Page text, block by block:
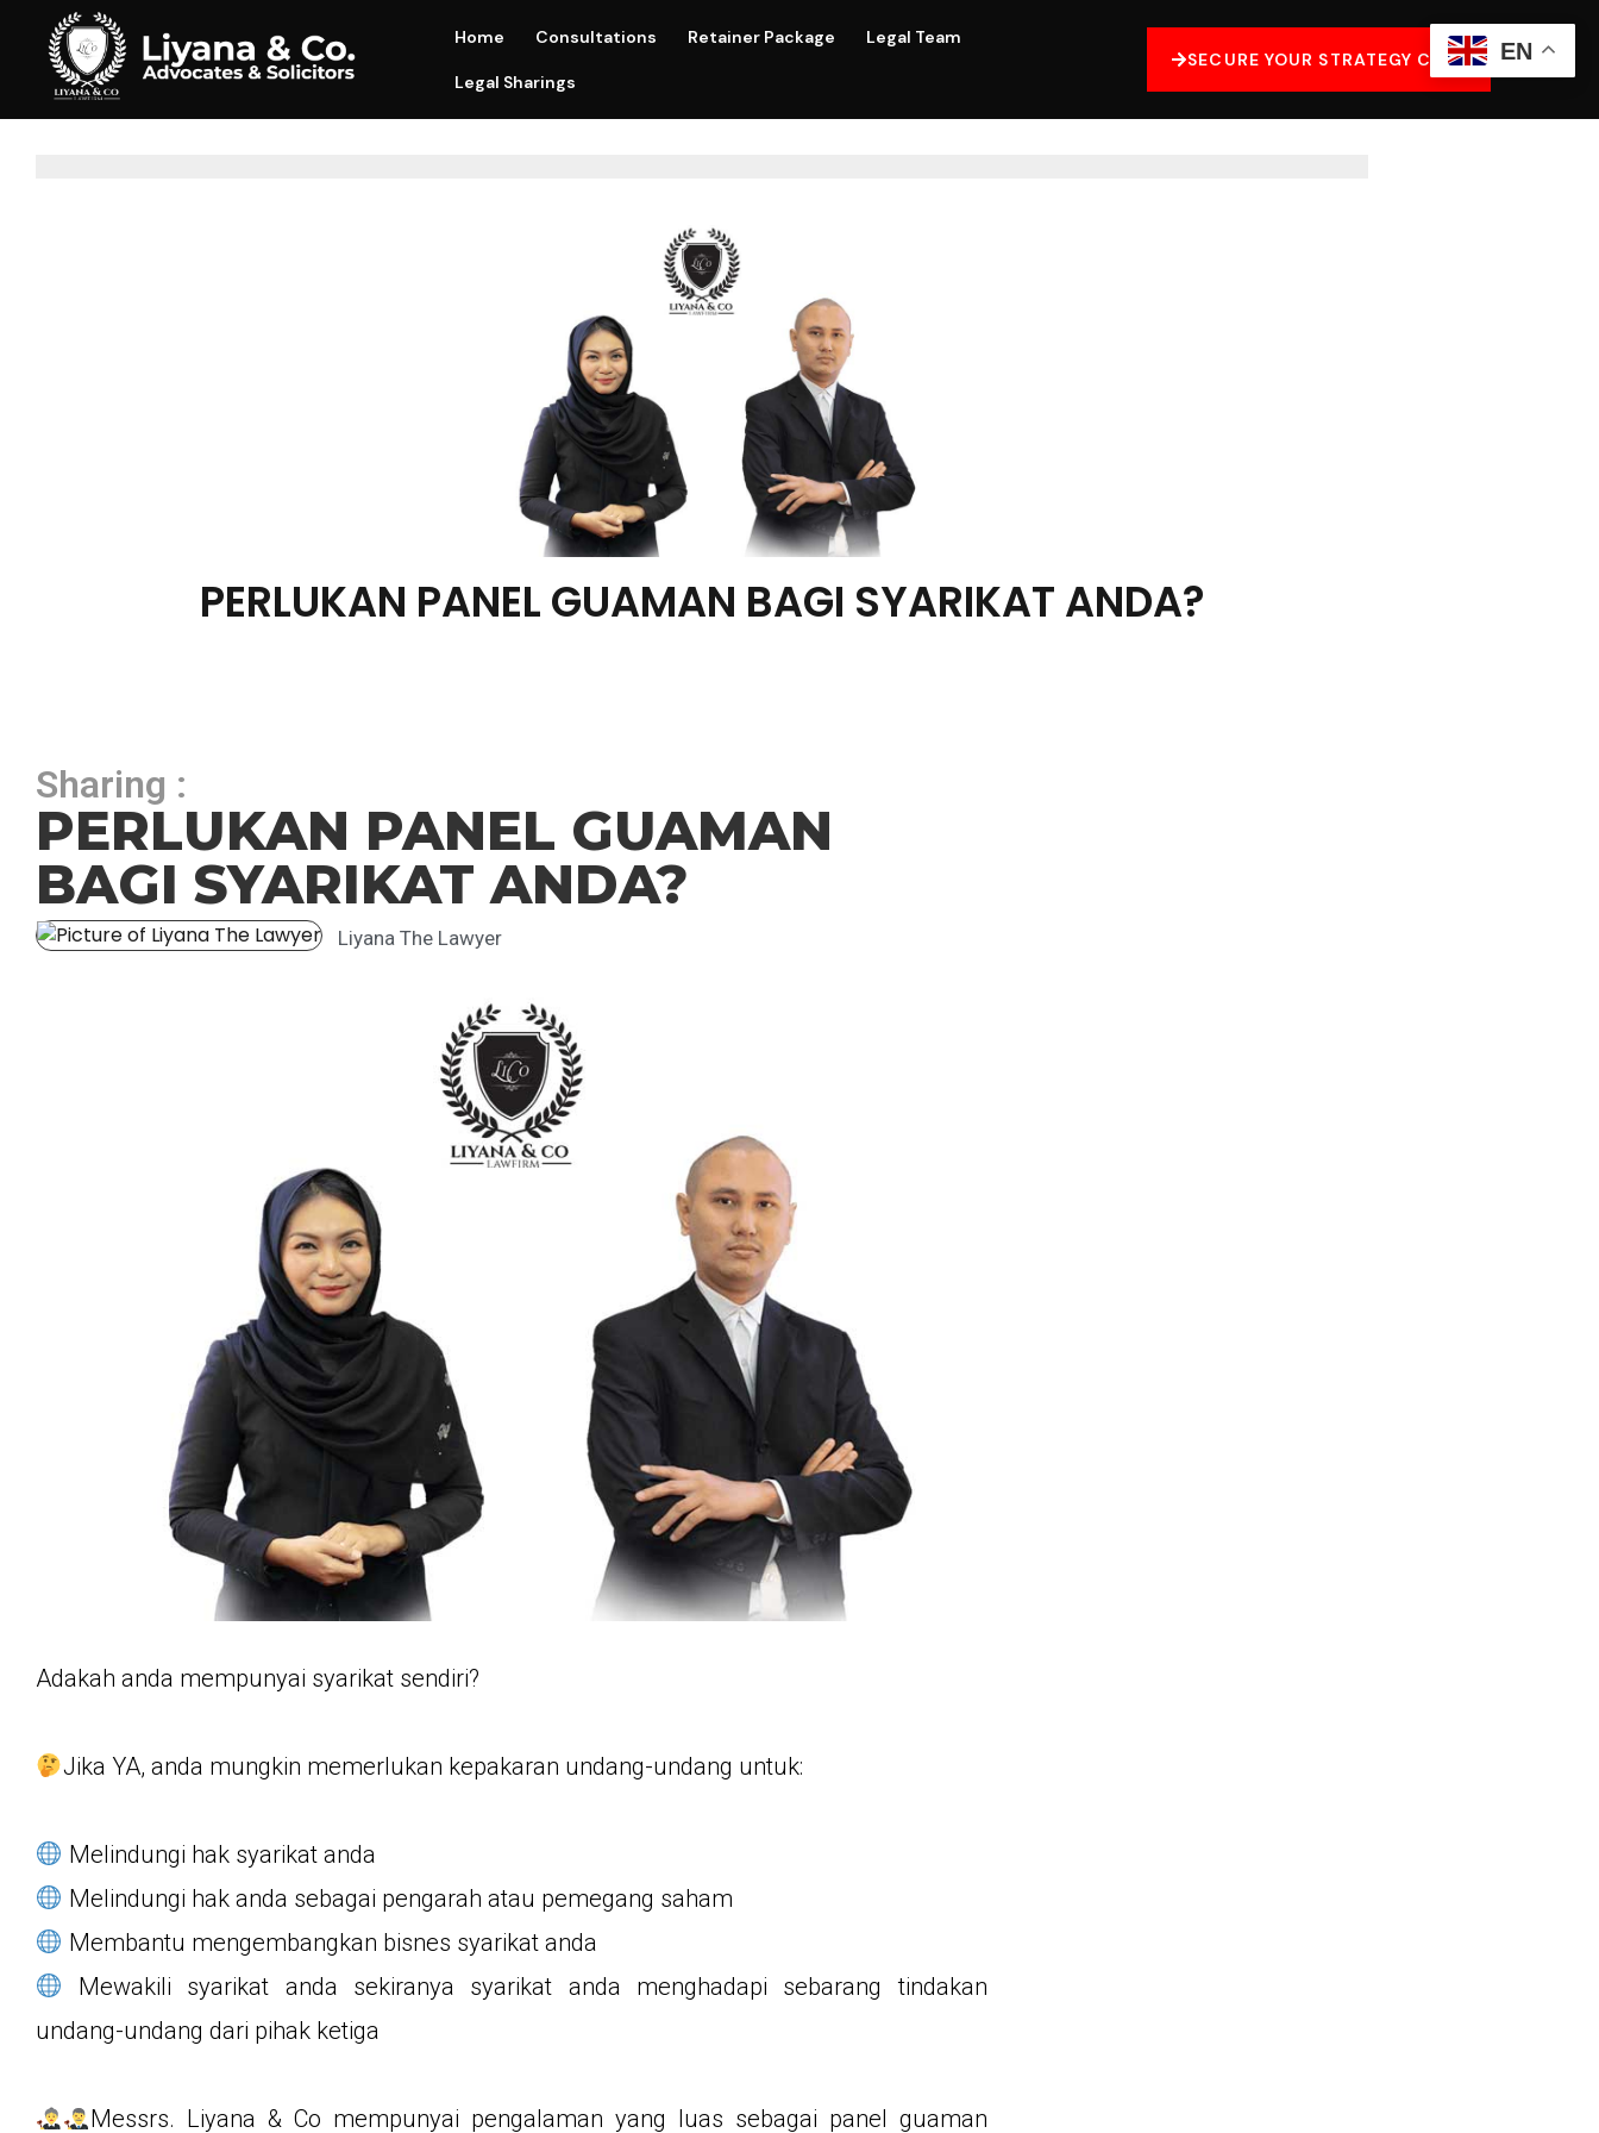
Home Consultations Retainer Package Legal Team
Legal Sharings
SECURE YOUR STRATEGY CALL
PERLUKAN PANEL GUAMAN BAGI SYARIKAT ANDA?
Sharing :
PERLUKAN PANEL GUAMAN
BAGI SYARIKAT ANDA?
Liyana The Lawyer
Adakah anda mempunyai syarikat sendiri?
Jika YA, anda mungkin memerlukan kepakaran undang-undang untuk:
Melindungi hak syarikat anda
Melindungi hak anda sebagai pengarah atau pemegang saham
Membantu mengembangkan bisnes syarikat anda
Mewakili syarikat anda sekiranya syarikat anda menghadapi sebarang tindakan
undang-undang dari pihak ketiga
Messrs. Liyana & Co mempunyai pengalaman yang luas sebagai panel guaman
EN